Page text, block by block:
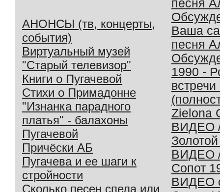
АНОНСЫ (тв, концерты,
события)
Виртуальный музей
"Старый телевизор"
Книги о Пугачевой
Стихи о Примадонне
"Изнанка парадного
платья" - балахоны
Пугачевой
Причёски АБ
Пугачева и ее шаги к
стройности
Сколько песен спела или
песня
Ваша
песня
1990 -
Zielona
ВИДЕО
ВИДЕО
Сопот
ВИДЕО